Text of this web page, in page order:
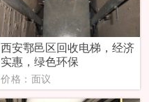
西安鄠邑区回收电梯，经济
实惠，绿色环保
价格：面议